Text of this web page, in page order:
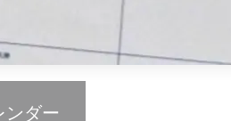
ンダー